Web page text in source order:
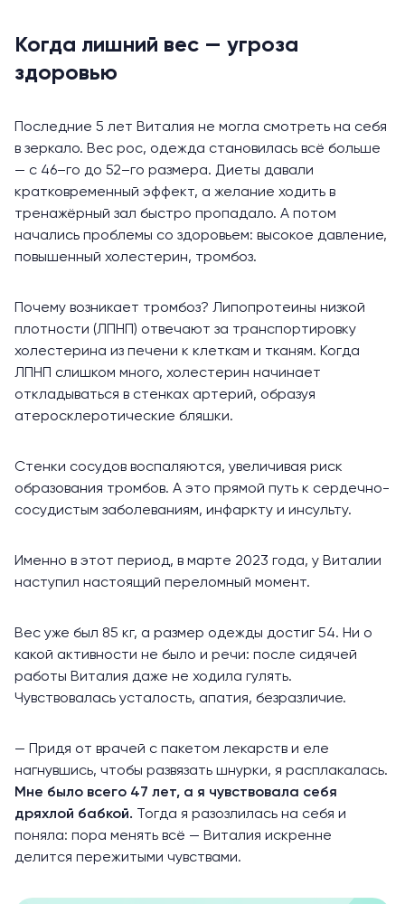
Когда лишний вес — угроза
здоровью
Последние 5 лет Виталия не могла смотреть на себя
в зеркало. Вес рос, одежда становилась всё больше
— с 46–го до 52–го размера. Диеты давали
кратковременный эффект, а желание ходить в
тренажёрный зал быстро пропадало. А потом
начались проблемы со здоровьем: высокое давление,
повышенный холестерин, тромбоз.
Почему возникает тромбоз? Липопротеины низкой
плотности (ЛПНП) отвечают за транспортировку
холестерина из печени к клеткам и тканям. Когда
ЛПНП слишком много, холестерин начинает
откладываться в стенках артерий, образуя
атеросклеротические бляшки.
Стенки сосудов воспаляются, увеличивая риск
образования тромбов. А это прямой путь к сердечно-
сосудистым заболеваниям, инфаркту и инсульту.
Именно в этот период, в марте 2023 года, у Виталии
наступил настоящий переломный момент.
Вес уже был 85 кг, а размер одежды достиг 54. Ни о
какой активности не было и речи: после сидячей
работы Виталия даже не ходила гулять.
Чувствовалась усталость, апатия, безразличие.
— Придя от врачей с пакетом лекарств и еле
нагнувшись, чтобы развязать шнурки, я расплакалась.
Мне было всего 47 лет, а я чувствовала себя
дряхлой бабкой. Тогда я разозлилась на себя и
поняла: пора менять всё — Виталия искренне
делится пережитыми чувствами.